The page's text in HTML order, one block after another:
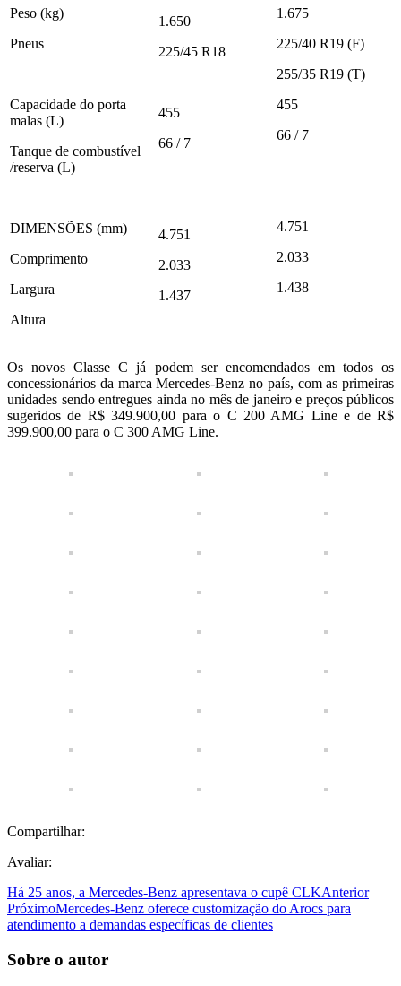
Peso (kg)
Pneus
Capacidade do porta
malas (L)
Tanque de combustível
/reserva (L)
DIMENSÕES (mm)
Comprimento
Largura
Altura
1.650
225/45 R18
455
66 / 7
4.751
2.033
1.437
1.675
225/40 R19 (F)
255/35 R19 (T)
455
66 / 7
4.751
2.033
1.438
Os novos Classe C já podem ser encomendados em todos os
concessionários da marca Mercedes-Benz no país, com as primeiras
unidades sendo entregues ainda no mês de janeiro e preços públicos
sugeridos de R$ 349.900,00 para o C 200 AMG Line e de R$
399.900,00 para o C 300 AMG Line.
Compartilhar:
Avaliar:
Há 25 anos, a Mercedes-Benz apresentava o cupê CLKAnterior
PróximoMercedes-Benz oferece customização do Arocs para
atendimento a demandas específicas de clientes
Sobre o autor